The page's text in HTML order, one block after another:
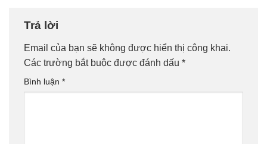
Trả lời
Email của bạn sẽ không được hiển thị công khai.
Các trường bắt buộc được đánh dấu *
Bình luận *